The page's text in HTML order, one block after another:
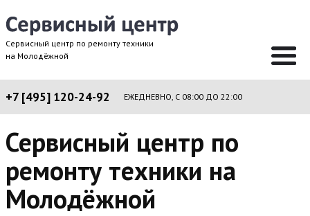
Сервисный центр по ремонту техники
на Молодёжной
+7 [495] 120-24-92 ЕЖЕДНЕВНО, С 08:00 ДО 22:00
Сервисный центр по
ремонту техники на
Молодёжной